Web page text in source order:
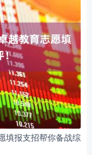
填报支招帮你备战综